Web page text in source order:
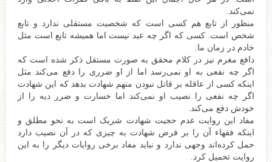
نمی‌کند.
منظور از تابع هم کسی است که شخصیت مستقلی ندارد و تابع
شخص است. کسی که اگر چه عبد نیست اما همیشه تابع است مثل
خادم در زمان ما.
دافع مغرم نیز در کلام محقق به صورت مستقل ذکر شده است که
اگر چه نفعی به او نمی‌رسد اما از او ضرری را دفع می‌کند مثل
اینکه کسی از عاقله بر قاتل نبودن متهم شهادت بدهد که این شهادت
اگر چه نفعی را نصیب او نمی‌کند اما خسارت و ضرر دیه را از
خودش دفع می‌کند.
مفاد این روایت عدم حجیت شهادت شریک است به نحو مطلق و
اینکه فقهاء آن را بر فرض شهادت به چیزی که در آن نصیب دارد
حمل کرده‌اند وجهی ندارد و نباید مفاد برخی روایات دیگر را به این
روایت تحمیل کرد.